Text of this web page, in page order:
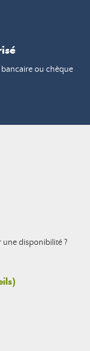
bancaire ou chèque
une disponibilité ?